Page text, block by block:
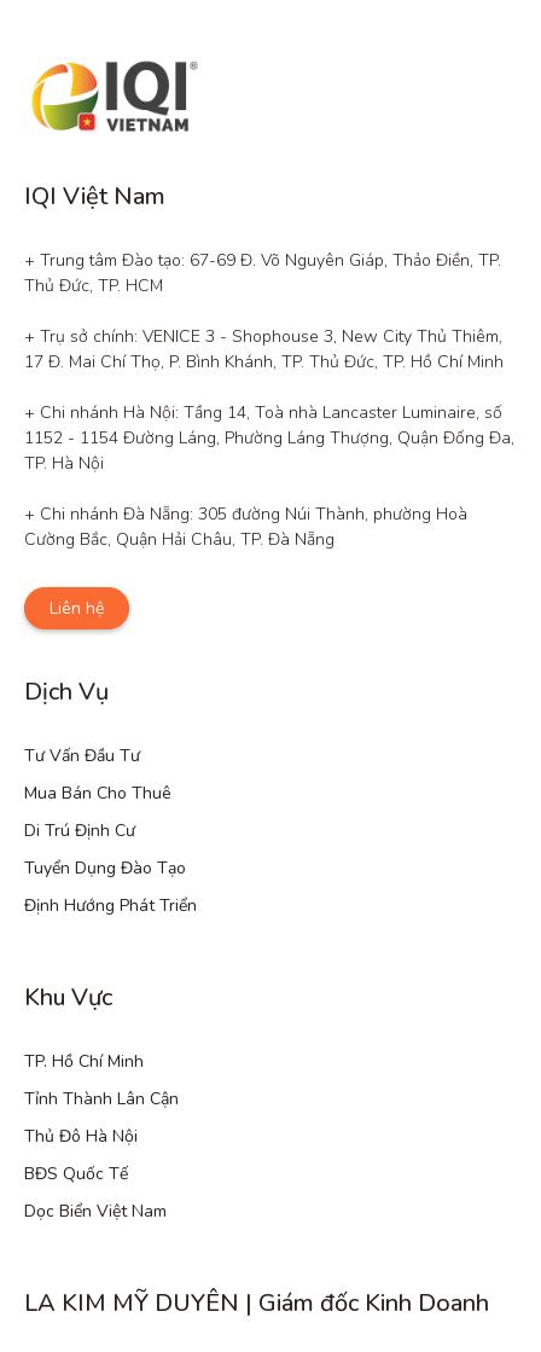
IQI Việt Nam
+ Trung tâm Đào tạo: 67-69 Đ. Võ Nguyên Giáp, Thảo Điền, TP.
Thủ Đức, TP. HCM
+ Trụ sở chính: VENICE 3 - Shophouse 3, New City Thủ Thiêm,
17 Đ. Mai Chí Thọ, P. Bình Khánh, TP. Thủ Đức, TP. Hồ Chí Minh
+ Chi nhánh Hà Nội: Tầng 14, Toà nhà Lancaster Luminaire, số
1152 - 1154 Đường Láng, Phường Láng Thượng, Quận Đống Đa,
TP. Hà Nội
+ Chi nhánh Đà Nẵng: 305 đường Núi Thành, phường Hoà
Cường Bắc, Quận Hải Châu, TP. Đà Nẵng
Liên hệ
Dịch Vụ
Tư Vấn Đầu Tư
Mua Bán Cho Thuê
Di Trú Định Cư
Tuyển Dụng Đào Tạo
Định Hướng Phát Triển
Khu Vực
TP. Hồ Chí Minh
Tỉnh Thành Lân Cận
Thủ Đô Hà Nội
BĐS Quốc Tế
Dọc Biển Việt Nam
LA KIM MỸ DUYÊN | Giám đốc Kinh Doanh